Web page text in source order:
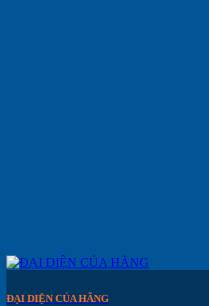
ĐẠI DIỆN CỦA HÃNG